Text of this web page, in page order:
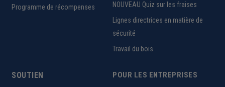
Programme de récompenses
NOUVEAU Quiz sur les fraises
Lignes directrices en matière de
sécurité
Travail du bois
SOUTIEN
POUR LES ENTREPRISES